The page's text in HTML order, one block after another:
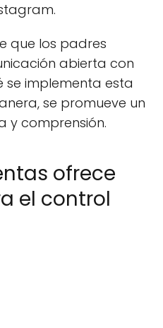
que los padres
abierta con
se implementa esta
se promueve un
y comprensión.
ofrece
el control